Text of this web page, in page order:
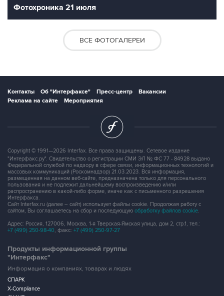
Фотохроника 21 июля
ВСЕ ФОТОГАЛЕРЕИ
Контакты Об "Интерфаксе" Пресс-центр
Вакансии
Реклама на сайте
Мероприятия
Copyright © 1991—2026 Interfax. Все права защищены. Сетевое издание
"Интерфакс.ру". Свидетельство о регистрации СМИ ЭЛ № ФС 77 - 84928 выдано
Федеральной службой по надзору в сфере связи, информационных технологий и
массовых коммуникаций (Роскомнадзор) 21.03.2023. Вся информация,
размещенная на данном веб-сайте, предназначена только для персонального
пользования и не подлежит дальнейшему воспроизведению и/или
распространению в какой-либо форме, иначе как с письменного разрешения
Интерфакса.
Сайт Interfax.ru (далее – сайт) использует файлы cookie. Продолжая работу с
сайтом, Вы соглашаетесь на сбор и последующую обработку файлов cookie.
Адрес: Россия, 127006, Москва, 1-я Тверская-Ямская улица, дом 2, стр.1, тел.:
+7 (499) 250-98-40, факс: +7 (499) 250-97-27
Продукты информационной группы
"Интерфакс"
Информация о компаниях, товарах и людях
СПАРК
X-Compliance